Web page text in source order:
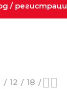
/
12
18